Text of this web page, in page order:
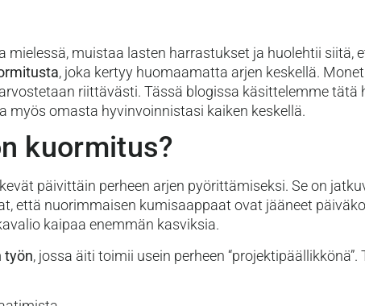
mielessä, muistaa lasten harrastukset ja huolehtii siitä,
, joka kertyy huomaamatta arjen keskellä.
riittävästi. Tässä blogissa käsittelemme tätä
myös omasta hyvinvoinnistasi kaiken keskellä.
kuormitus?
päivittäin perheen arjen pyörittämiseksi. Se on
että nuorimmaisen kumisaappaat ovat jääneet
kaipaa enemmän kasviksia.
työn, jossa äiti toimii usein perheen